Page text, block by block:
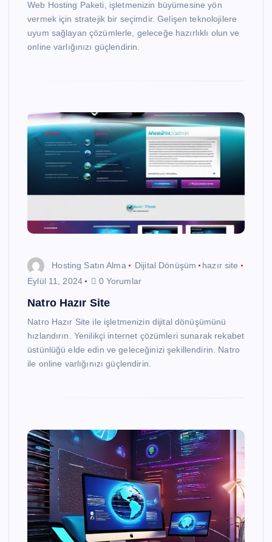
Web Hosting Paketi, işletmenizin büyümesine yön
vermek için stratejik bir seçimdir. Gelişen teknolojilere
uyum sağlayan çözümlerle, geleceğe hazırlıklı olun ve
online varlığınızı güçlendirin.
Hosting Satın Alma Dijital Dönüşüm
hazır site
Eylül 11, 2024
0 Yorumlar
Natro Hazır Site
Natro Hazır Site ile işletmenizin dijital dönüşümünü
hızlandırın. Yenilikçi internet çözümleri sunarak rekabet
üstünlüğü elde edin ve geleceğinizi şekillendirin. Natro
ile online varlığınızı güçlendirin.